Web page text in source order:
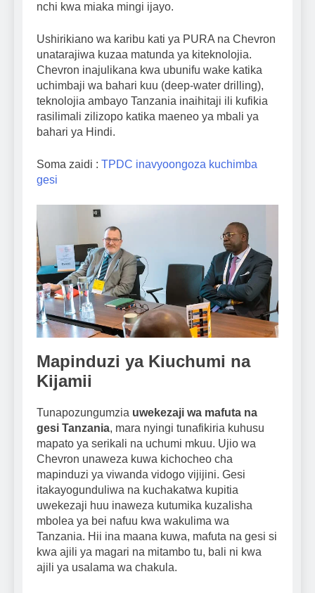
nchi kwa miaka mingi ijayo.
Ushirikiano wa karibu kati ya PURA na Chevron
unatarajiwa kuzaa matunda ya kiteknolojia.
Chevron inajulikana kwa ubunifu wake katika
uchimbaji wa bahari kuu (deep-water drilling),
teknolojia ambayo Tanzania inaihitaji ili kufikia
rasilimali zilizopo katika maeneo ya mbali ya
bahari ya Hindi.
Soma zaidi : TPDC inavyoongoza kuchimba
gesi
Mapinduzi ya Kiuchumi na
Kijamii
Tunapozungumzia uwekezaji wa mafuta na
gesi Tanzania, mara nyingi tunafikiria kuhusu
mapato ya serikali na uchumi mkuu. Ujio wa
Chevron unaweza kuwa kichocheo cha
mapinduzi ya viwanda vidogo vijijini. Gesi
itakayogunduliwa na kuchakatwa kupitia
uwekezaji huu inaweza kutumika kuzalisha
mbolea ya bei nafuu kwa wakulima wa
Tanzania. Hii ina maana kuwa, mafuta na gesi si
kwa ajili ya magari na mitambo tu, bali ni kwa
ajili ya usalama wa chakula.